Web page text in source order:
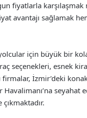
fiyatlarla
avantajı sağlamak
için büyük bir
seçenekleri, esnek
İzmir’deki
Havalimanı’na